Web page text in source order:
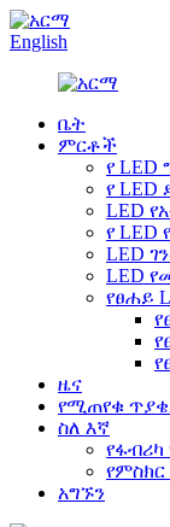
English
ቤት
ምርቶች
የ
የ LED
LED
የ LED
LED
LED
የፀሐይ
ዜና
የሚጠየቁ
ስለ እኛ
አግኙን